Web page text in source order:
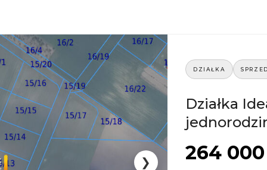
❯
DZIAŁKA
Działka
264 000